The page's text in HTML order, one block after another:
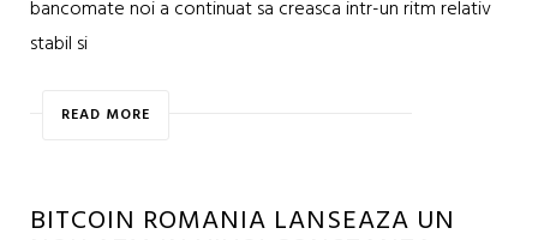
bancomate noi a continuat sa creasca intr-un ritm relativ
stabil si
READ MORE
BITCOIN ROMANIA LANSEAZA UN